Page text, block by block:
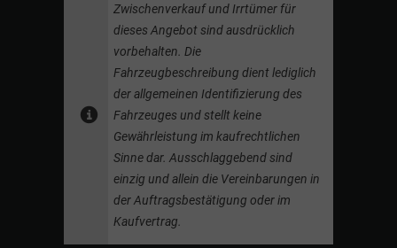
Zwischenverkauf und Irrtümer für
dieses Angebot sind ausdrücklich
vorbehalten. Die
Fahrzeugbeschreibung dient lediglich
der allgemeinen Identifizierung des
Fahrzeuges und stellt keine
Gewährleistung im kaufrechtlichen
Sinne dar. Ausschlaggebend sind
einzig und allein die Vereinbarungen in
der Auftragsbestätigung oder im
Kaufvertrag.